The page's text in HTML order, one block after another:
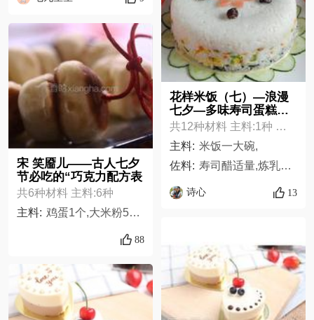
宋 笑靥儿——古人七夕
节必吃的“巧克力配方表
共6种材料 主料:6种
主料: 鸡蛋1个,大米粉500克,酵母粉3克,白糖30克,花生油30克,牛奶250克
88
花样米饭（七）—浪漫
七夕—多味寿司蛋糕配
方表
共12种材料 主料:1种 佐料:11种
主料: 米饭一大碗,
佐料: 寿司醋适量,炼乳适量,盐少许,鸡蛋2个,黄瓜少许,胡萝卜丁少许,豆角米少许,海苔一小袋,葡萄干少许,红枣少许,西瓜几小片
诗心 13